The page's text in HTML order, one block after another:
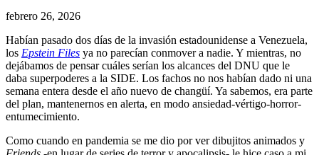
febrero 26, 2026
Habían pasado dos días de la invasión estadounidense a Venezuela,
los Epstein Files ya no parecían conmover a nadie. Y mientras, no
dejábamos de pensar cuáles serían los alcances del DNU que le
daba superpoderes a la SIDE. Los fachos no nos habían dado ni una
semana entera desde el año nuevo de changüí. Ya sabemos, era parte
del plan, mantenernos en alerta, en modo ansiedad-vértigo-horror-
entumecimiento.
Como cuando en pandemia se me dio por ver dibujitos animados y